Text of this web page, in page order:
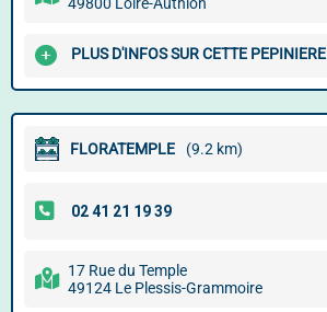
PLUS D'INFOS SUR CETTE PEPINIERE
FLORATEMPLE (9.2 km)
17 Rue du Temple
49124 Le Plessis-Grammoire